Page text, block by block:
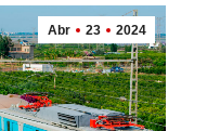
Abr 23 2024